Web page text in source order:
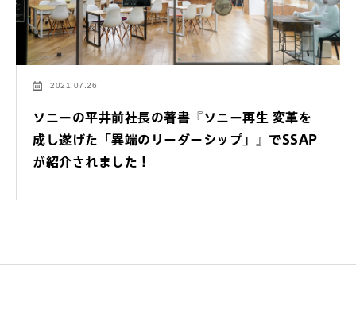
2021.07.26
ソニーの平井前社長の著書『ソニー再生 変革を
成し遂げた「異端のリーダーシップ」』でSSAP
が紹介されました！